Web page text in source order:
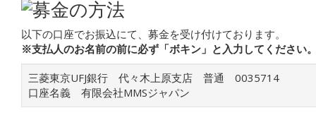
以下の口座でお振込にて、募金を受け付けております。
※支払人のお名前の前に必ず「ボキン」と入力してください
三菱東京UFJ銀行 代々木上原支店 普通 0035714
口座名義 有限会社MMSジャパン